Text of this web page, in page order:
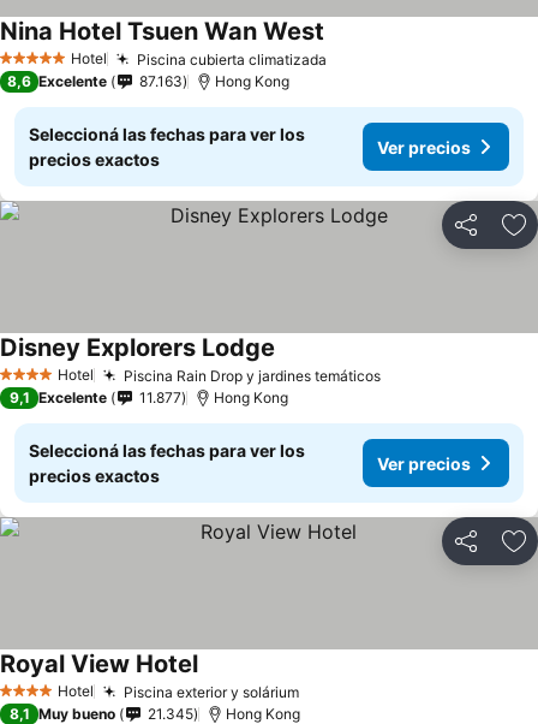
5 Estrellas Hotel Piscina cubierta climatizada
Nina Hotel Tsuen Wan West
8,6 Excelente 87.163 Hong Kong
Seleccioná las fechas para ver los
precios exactos
Ver precios
Compartir
4 EstrellasHotel Piscina Rain Drop y jardines temáticosVer precios
Disney Explorers Lodge
9,1 Excelente 11.877 Hong Kong
Seleccioná las fechas para ver los
precios exactos
Ver precios
Compartir
4 EstrellasHotel Piscina exterior y soláriumVer precios
Royal View HotelVer precios
8,1 Muy bueno 21.345 Hong Kong